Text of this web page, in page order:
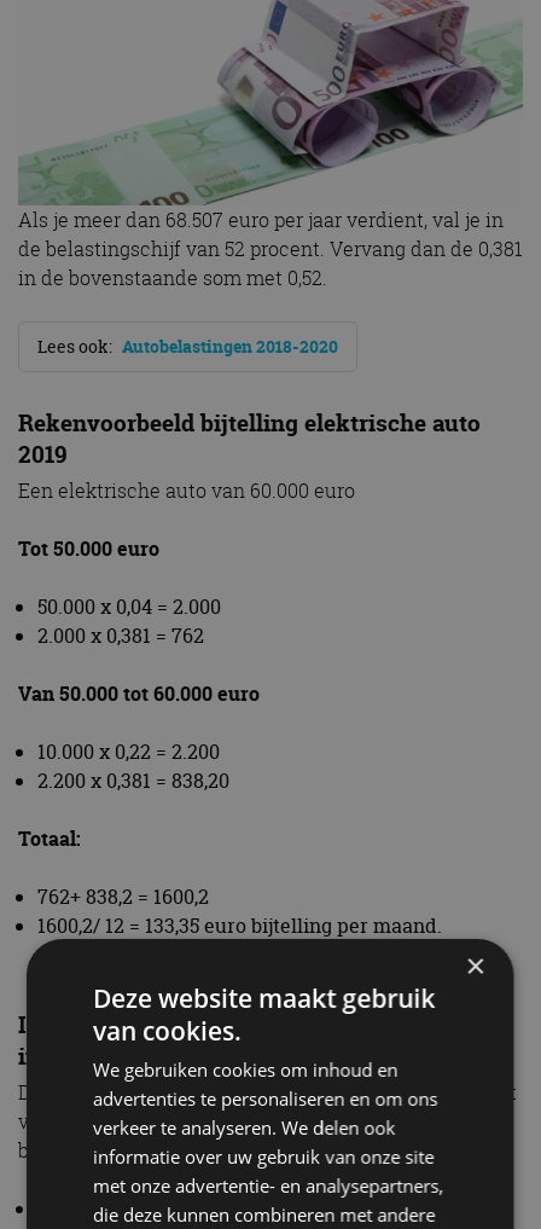
Als je meer dan 68.507 euro per jaar verdient, val je in
de belastingschijf van 52 procent. Vervang dan de 0,381
in de bovenstaande som met 0,52.
Lees ook: Autobelastingen 2018-2020
Rekenvoorbeeld bijtelling elektrische auto
2019
Een elektrische auto van 60.000 euro
Tot 50.000 euro
50.000 x 0,04 = 2.000
2.000 x 0,381 = 762
Van 50.000 tot 60.000 euro
10.000 x 0,22 = 2.200
2.200 x 0,381 = 838,20
Totaal:
762+ 838,2 = 1600,2
1600,2/ 12 = 133,35 euro bijtelling per maand.
In welke bijtellingscategorieën valt mijn auto
in 2019
De bijtelling is afhankelijk van de CO2-uitstoot van het
voertuig. Hoe lager die is, hoe minder bijtelling je
betaalt.
Elektrische auto tot 50.000 euro –0 gr/km– 4%
×
Deze website maakt gebruik
van cookies.
We gebruiken cookies om inhoud en
advertenties te personaliseren en om ons
verkeer te analyseren. We delen ook
informatie over uw gebruik van onze site
met onze advertentie- en analysepartners,
die deze kunnen combineren met andere